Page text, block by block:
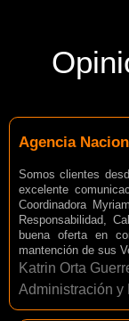
Agencia
Somos clientes
excelente
Coordinadora
Responsabilidad,
buena oferta en
mantención de sus
Katrin Orta
Administración y